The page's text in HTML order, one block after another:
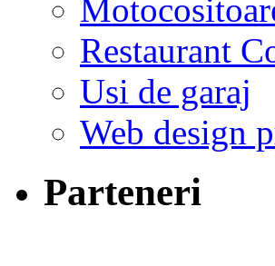
Restaurant
Usi de garaj
Web design
Parteneri